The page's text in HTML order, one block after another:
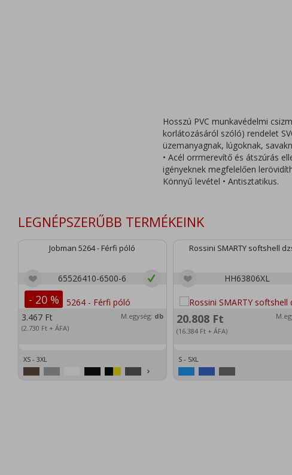
Hosszú PVC munkavédelmi
korlátozásáról szóló) rendelet
üzemanyagnak, lúgoknak,
• Acél orrmerevítő és átszúrás
igényeknek megfelelően
Könnyű levétel • Antisztatikus.
LEGNÉPSZERŰBB TERMÉKEINK
Jobman 5264 - Férfi póló
65526410-6500-6
- 20 %
3.467 Ft
(2.730 Ft + ÁFA)
M.egység: db
XS - 3XL
Rossini SMARTY softshell
HH63806XL
20.808 Ft
(16.384 Ft+ ÁFA)
S - 5XL